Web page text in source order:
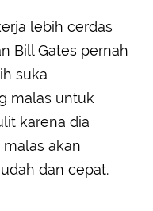
lebih cerdas
Bill Gates pernah
suka
malas untuk
karena dia
akan
dan cepat.